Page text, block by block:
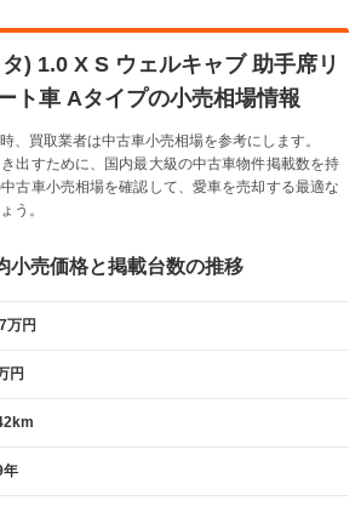
) 1.0 X S ウェルキャブ 助手席リ
ト車 Aタイプの小売相場情報
、買取業者は中古車小売相場を参考にします。
出すために、国内最大級の中古車物件掲載数を持
古車小売相場を確認して、愛車を売却する最適な
う。
小売価格と掲載台数の推移
万円
円
年